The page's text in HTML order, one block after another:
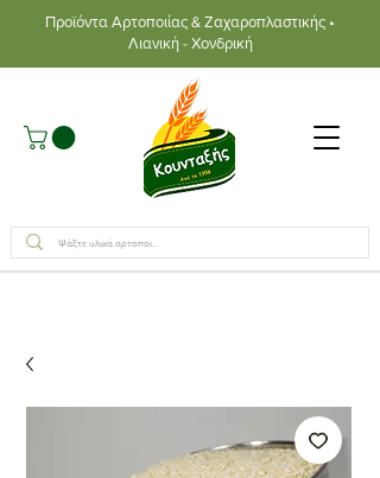
Προϊόντα Αρτοποιίας & Ζαχαροπλαστικής •
Λιανική - Χονδρική